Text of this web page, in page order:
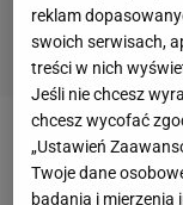
CO JEŚĆ
reklam
swoich serwisach,
treści w nich
Jeśli nie chcesz
chcesz wycofać
„Ustawień
Twoje dane
badania i